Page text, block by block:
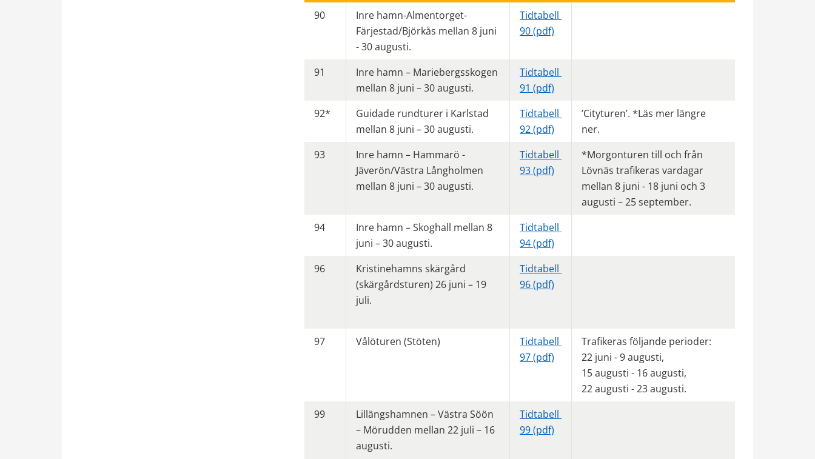
90
Inre hamn-Almentorget-
Färjestad/Björkås mellan 8 juni
- 30 augusti.
Tidtabell
90 (pdf)
91
Inre hamn – Mariebergsskogen
mellan 8 juni – 30 augusti.
Tidtabell
91 (pdf)
92*
Guidade rundturer i Karlstad
mellan 8 juni – 30 augusti.
Tidtabell
92 (pdf) pdf, 2 MB.
’Cityturen’. *Läs mer längre
ner.
93
Inre hamn – Hammarö -
Jäverön/Västra Långholmen
mellan 8 juni – 30 augusti.
Tidtabell
93 (pdf) pdf, 2 MB.
*Morgonturen till och från
Lövnäs trafikeras vardagar
mellan 8 juni - 18 juni och 3
augusti – 25 september.
94
Inre hamn – Skoghall mellan 8
juni – 30 augusti.
Tidtabell
94 (pdf)
96
Kristinehamns skärgård
(skärgårdsturen) 26 juni – 19
juli.
Tidtabell
96 (pdf)
97 Vålöturen (Stöten)
Tidtabell
97 (pdf) pdf, 2 MB.
Trafikeras följande perioder:
22 juni - 9 augusti,
15 augusti - 16 augusti,
22 augusti - 23 augusti.
99
Lillängshamnen – Västra Söön
– Mörudden mellan 22 juli – 16
augusti.
Tidtabell
99 (pdf)